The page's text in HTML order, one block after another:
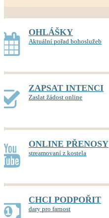
OHLÁŠKY
Aktuální pořad bohoslužeb
ZAPSAT INTENCI
Zaslat žádost online
ONLINE PŘENOSY
streamovaní z kostela
CHCI PODPOŘIT
dary pro farnost